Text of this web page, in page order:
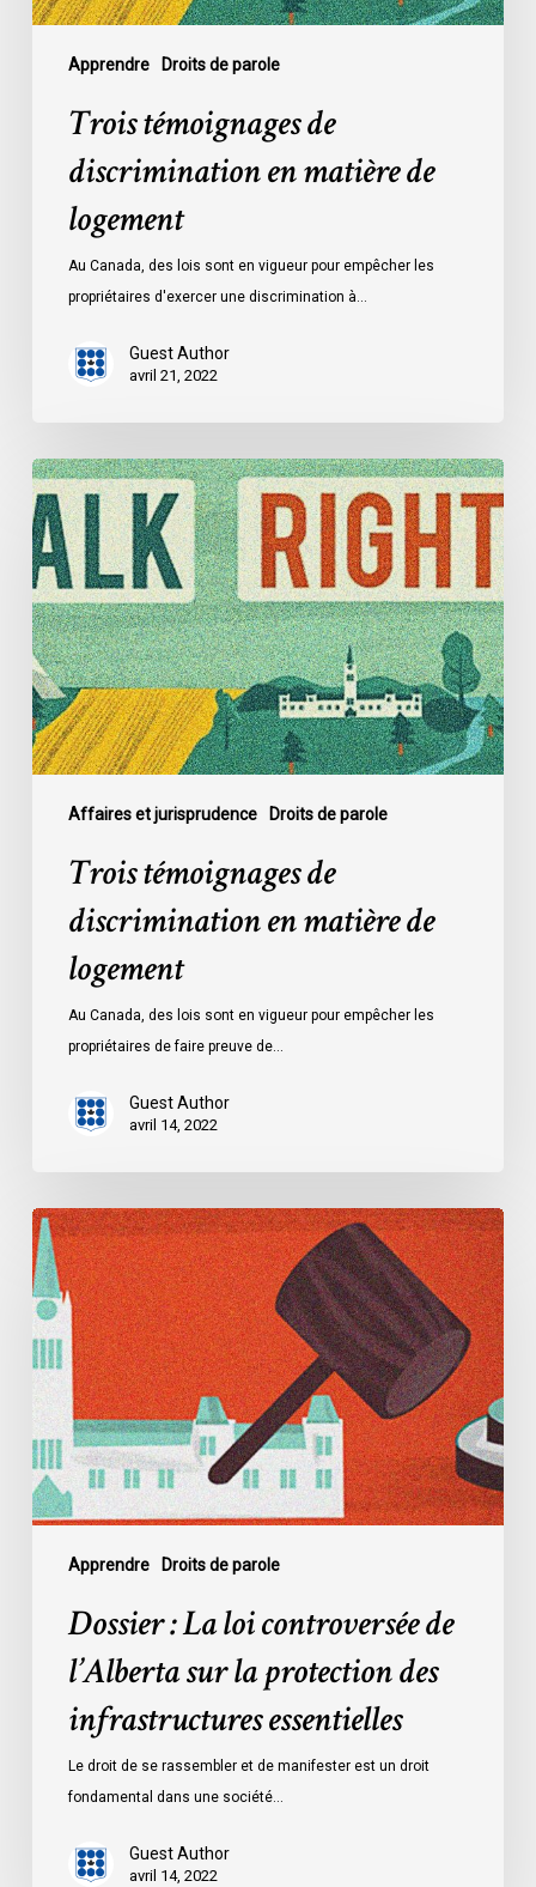
Apprendre Droits de parole
Trois témoignages de
discrimination en matière de
logement
Au Canada, des lois sont en vigueur pour empêcher les
propriétaires d'exercer une discrimination à…
Guest Author
avril 21, 2022
Affaires et jurisprudence Droits de parole
Trois
témoignages
de
discrimination
en
matière
de
logement
Trois témoignages de
discrimination en matière de
logement
Au Canada, des lois sont en vigueur pour empêcher les
propriétaires de faire preuve de…
Guest Author
avril 14, 2022
Apprendre Droits de parole
Dossier
:
La
loi
controversée
de
l’Alberta
sur
la
protection
infrastructures
Dossier : La loi controversée de
l’Alberta sur la protection des
infrastructures essentielles
Le droit de se rassembler et de manifester est un droit
fondamental dans une société…
Guest Author
avril 14, 2022